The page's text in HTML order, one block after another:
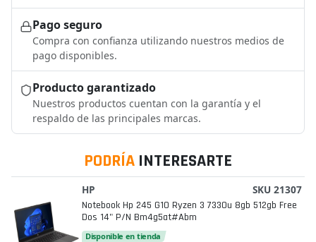
Pago seguro
Compra con confianza utilizando nuestros medios de
pago disponibles.
Producto garantizado
Nuestros productos cuentan con la garantía y el
respaldo de las principales marcas.
PODRÍA INTERESARTE
HP SKU 21307
Notebook Hp 245 G10 Ryzen 3 7330u 8gb 512gb Free
Dos 14" P/n Bm4g5at#abm
Disponible en tienda